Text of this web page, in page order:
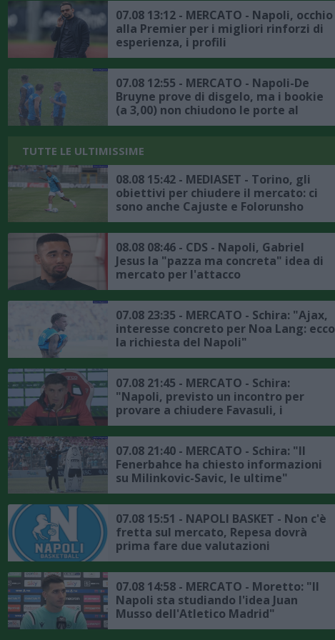
07.08 13:12 - MERCATO - Napoli, occhio
alla Premier per i migliori rinforzi di
esperienza, i profili
07.08 12:55 - MERCATO - Napoli-De
Bruyne prove di disgelo, ma i bookie
(a 3,00) non chiudono le porte al
trasferimento
TUTTE LE ULTIMISSIME
08.08 15:42 - MEDIASET - Torino, gli
obiettivi per chiudere il mercato: ci
sono anche Cajuste e Folorunsho
08.08 08:46 - CDS - Napoli, Gabriel
Jesus la "pazza ma concreta" idea di
mercato per l'attacco
07.08 23:35 - MERCATO - Schira: "Ajax,
interesse concreto per Noa Lang: ecco
la richiesta del Napoli"
07.08 21:45 - MERCATO - Schira:
"Napoli, previsto un incontro per
provare a chiudere Favasuli, i
dettagli"
07.08 21:40 - MERCATO - Schira: "Il
Fenerbahce ha chiesto informazioni
su Milinkovic-Savic, le ultime"
07.08 15:51 - NAPOLI BASKET - Non c'è
fretta sul mercato, Repesa dovrà
prima fare due valutazioni
07.08 14:58 - MERCATO - Moretto: "Il
Napoli sta studiando l'idea Juan
Musso dell'Atletico Madrid"